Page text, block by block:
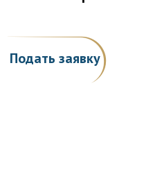
Подать заявку